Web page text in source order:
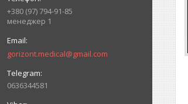
+380 (97) 794-91-85
менеджер 1
gorizont.medical@gmail.com
0636344581